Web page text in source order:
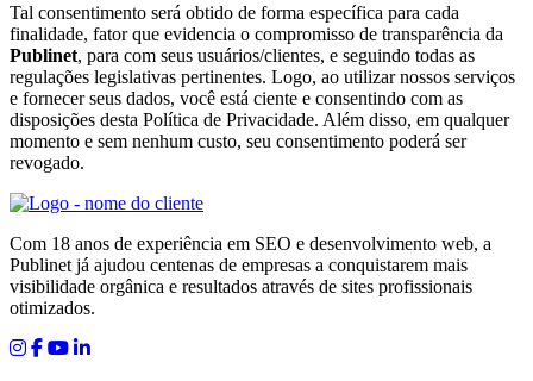
Tal consentimento será obtido de forma específica para cada
finalidade, fator que evidencia o compromisso de transparência da
Publinet, para com seus usuários/clientes, e seguindo todas as
regulações legislativas pertinentes. Logo, ao utilizar nossos serviços
e fornecer seus dados, você está ciente e consentindo com as
disposições desta Política de Privacidade. Além disso, em qualquer
momento e sem nenhum custo, seu consentimento poderá ser
revogado.
Com 18 anos de experiência em SEO e desenvolvimento web, a
Publinet já ajudou centenas de empresas a conquistarem mais
visibilidade orgânica e resultados através de sites profissionais
otimizados.